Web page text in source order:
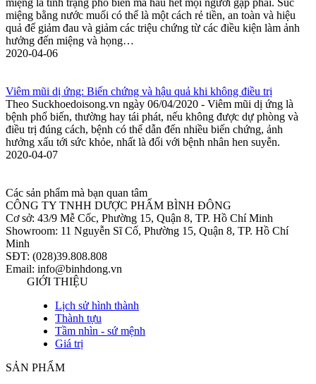
miệng bằng nước muối có thể là một cách rẻ tiền, an toàn và hiệu
quả để giảm đau và giảm các triệu chứng từ các điều kiện làm ảnh
hưởng đến miệng và họng…
2020-04-06
Viêm mũi dị ứng: Biến chứng và hậu quả khi không điều trị
Theo Suckhoedoisong.vn ngày 06/04/2020 - Viêm mũi dị ứng là
bệnh phổ biến, thường hay tái phát, nếu không được dự phòng và
điều trị đúng cách, bệnh có thể dẫn đến nhiều biến chứng, ảnh
hưởng xấu tới sức khỏe, nhất là đối với bệnh nhân hen suyễn.
2020-04-07
Các sản phẩm mà bạn quan tâm
CÔNG TY TNHH DƯỢC PHẨM BÌNH ĐÔNG
Cơ sở: 43/9 Mễ Cốc, Phường 15, Quận 8, TP. Hồ Chí Minh
Showroom: 11 Nguyễn Sĩ Cố, Phường 15, Quận 8, TP. Hồ Chí
Minh
SĐT: (028)39.808.808
Email: info@binhdong.vn
GIỚI THIỆU
Lịch sử hình thành
Thành tựu
Tầm nhìn - sứ mệnh
Giá trị
SẢN PHẨM